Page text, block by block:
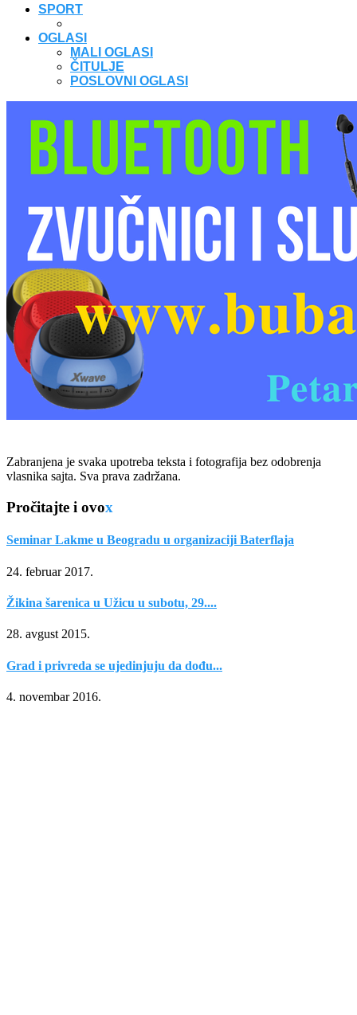
SPORT
OGLASI
MALI OGLASI
ČITULJE
POSLOVNI OGLASI
Zabranjena je svaka upotreba teksta i fotografija bez odobrenja
vlasnika sajta. Sva prava zadržana.
Pročitajte i ovox
Seminar Lakme u Beogradu u organizaciji Baterflaja
24. februar 2017.
Žikina šarenica u Užicu u subotu, 29....
28. avgust 2015.
Grad i privreda se ujedinjuju da dođu...
4. novembar 2016.